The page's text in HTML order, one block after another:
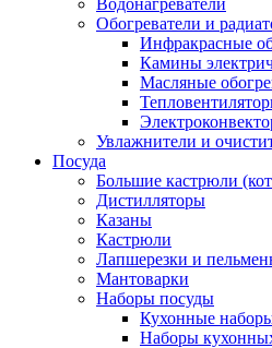
Водонагреватели
Обогреватели и
Инфракрасные
Камины
Масляные
Увлажнители и
Посуда
Большие кастрюли
Дистилляторы
Казаны
Кастрюли
Лапшерезки и
Мантоварки
Наборы посуды
Кухонные
Наборы